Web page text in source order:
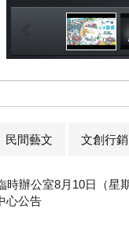
超現實港灣奇幻探險
民間藝文 文創行銷